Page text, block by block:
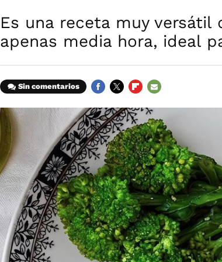
Es una receta muy
apenas media hora, ideal
Sin comentarios
MAIL